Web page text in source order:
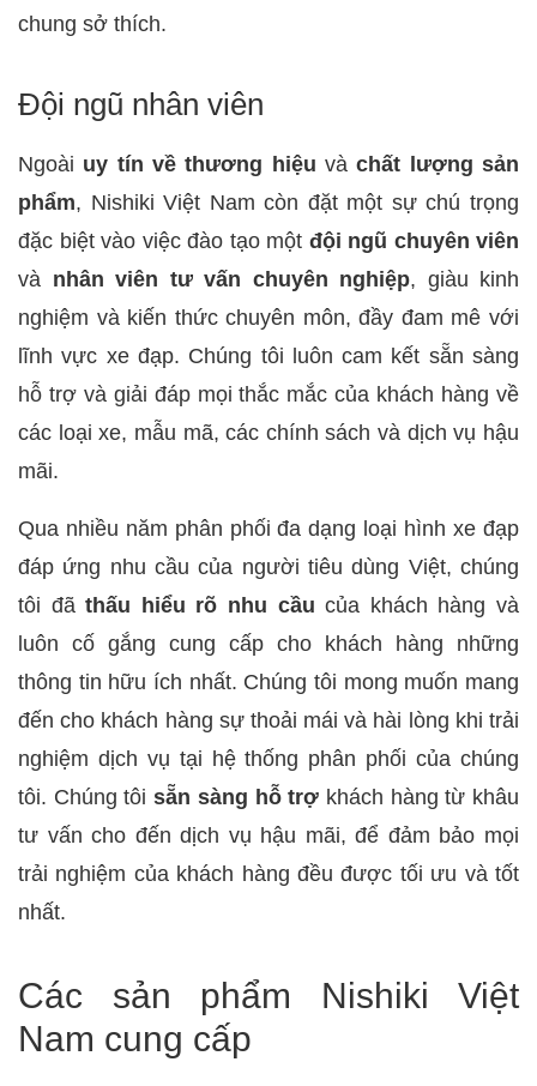
chung sở thích.
Đội ngũ nhân viên
Ngoài uy tín về thương hiệu và chất lượng sản
phẩm, Nishiki Việt Nam còn đặt một sự chú trọng
đặc biệt vào việc đào tạo một đội ngũ chuyên viên
và nhân viên tư vấn chuyên nghiệp, giàu kinh
nghiệm và kiến thức chuyên môn, đầy đam mê với
lĩnh vực xe đạp. Chúng tôi luôn cam kết sẵn sàng
hỗ trợ và giải đáp mọi thắc mắc của khách hàng về
các loại xe, mẫu mã, các chính sách và dịch vụ hậu
mãi.
Qua nhiều năm phân phối đa dạng loại hình xe đạp
đáp ứng nhu cầu của người tiêu dùng Việt, chúng
tôi đãthấu hiểu rõ nhu cầu của khách hàng và
luôn cố gắng cung cấp cho khách hàng những
thông tin hữu ích nhất. Chúng tôi mong muốn mang
đến cho khách hàng sự thoải mái và hài lòng khi trải
nghiệm dịch vụ tại hệ thống phân phối của chúng
tôi. Chúng tôisẵn sàng hỗ trợ khách hàng từ khâu
tư vấn cho đến dịch vụ hậu mãi, để đảm bảo mọi
trải nghiệm của khách hàng đều được tối ưu và tốt
nhất.
Các sản phẩm Nishiki Việt
Nam cung cấp